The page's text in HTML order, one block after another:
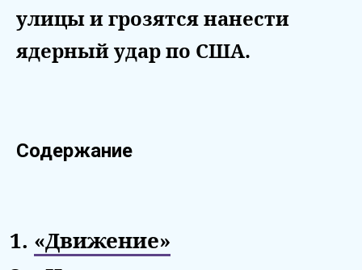
улицы и грозятся нанести
ядерный удар по США.
Содержание
«Движение»